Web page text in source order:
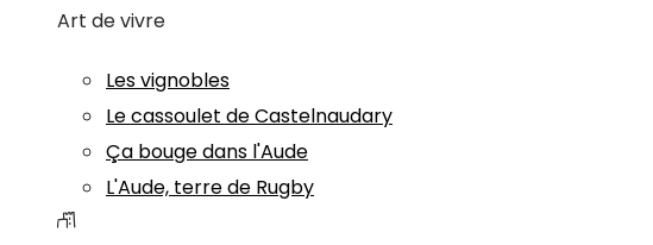
Art de vivre
Les vignobles
Le cassoulet de Castelnaudary
Ça bouge dans l'Aude
L'Aude, terre de Rugby